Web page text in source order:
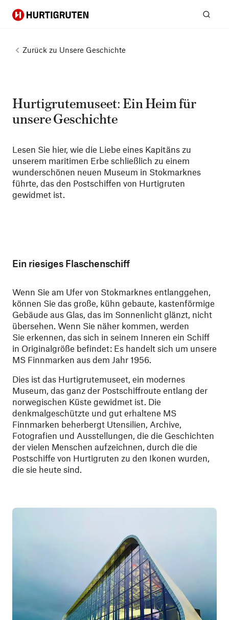
Hurtigruten
Zurück zu Unsere Geschichte
Hurtigrutemuseet: Ein Heim für
unsere Geschichte
Lesen Sie hier, wie die Liebe eines Kapitäns zu
unserem maritimen Erbe schließlich zu einem
wunderschönen neuen Museum in Stokmarknes
führte, das den Postschiffen von Hurtigruten
gewidmet ist.
Ein riesiges Flaschenschiff
Wenn Sie am Ufer von Stokmarknes entlanggehen,
können Sie das große, kühn gebaute, kastenförmige
Gebäude aus Glas, das im Sonnenlicht glänzt, nicht
übersehen. Wenn Sie näher kommen, werden
Sie erkennen, das sich in seinem Inneren ein Schiff
in Originalgröße befindet: Es handelt sich um unsere
MS Finnmarken aus dem Jahr 1956.
Dies ist das Hurtigrutemuseet, ein modernes
Museum, das ganz der Postschiffroute entlang der
norwegischen Küste gewidmet ist. Die
denkmalgeschützte und gut erhaltene MS
Finnmarken beherbergt Utensilien, Archive,
Fotografien und Ausstellungen, die die Geschichten
der vielen Menschen aufzeichnen, durch die die
Postschiffe von Hurtigruten zu den Ikonen wurden,
die sie heute sind.